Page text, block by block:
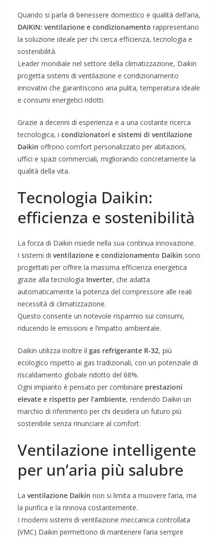
Quando si parla di benessere domestico e qualità dell’aria,
DAIKIN: ventilazione e condizionamento rappresentano
la soluzione ideale per chi cerca efficienza, tecnologia e
sostenibilità.
Leader mondiale nel settore della climatizzazione, Daikin
progetta sistemi di ventilazione e condizionamento
innovativi che garantiscono aria pulita, temperatura ideale
e consumi energetici ridotti.
Grazie a decenni di esperienza e a una costante ricerca
tecnologica, i condizionatori e sistemi di ventilazione
Daikin offrono comfort personalizzato per abitazioni,
uffici e spazi commerciali, migliorando concretamente la
qualità della vita.
Tecnologia Daikin:
efficienza e sostenibilità
La forza di Daikin risiede nella sua continua innovazione.
I sistemi di ventilazione e condizionamento Daikin sono
progettati per offrire la massima efficienza energetica
grazie alla tecnologia Inverter, che adatta
automaticamente la potenza del compressore alle reali
necessità di climatizzazione.
Questo consente un notevole risparmio sui consumi,
riducendo le emissioni e l’impatto ambientale.
Daikin utilizza inoltre il gas refrigerante R-32, più
ecologico rispetto ai gas tradizionali, con un potenziale di
riscaldamento globale ridotto del 68%.
Ogni impianto è pensato per combinare prestazioni
elevate e rispetto per l’ambiente, rendendo Daikin un
marchio di riferimento per chi desidera un futuro più
sostenibile senza rinunciare al comfort.
Ventilazione intelligente
per un’aria più salubre
La ventilazione Daikin non si limita a muovere l’aria, ma
la purifica e la rinnova costantemente.
I moderni sistemi di ventilazione meccanica controllata
(VMC) Daikin permettono di mantenere l’aria sempre